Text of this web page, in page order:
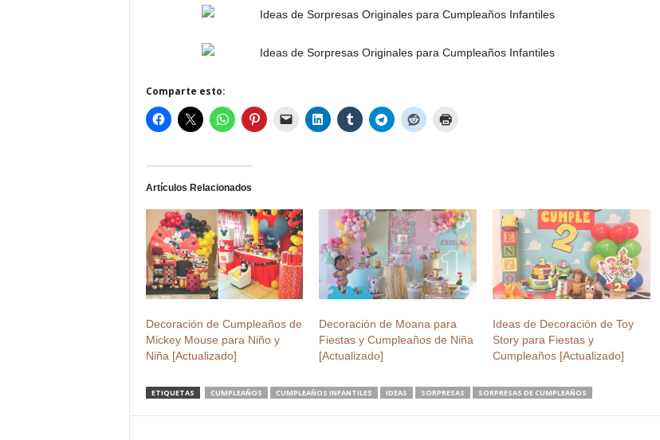
Comparte esto:
Artículos Relacionados
Decoración de Cumpleaños de
Mickey Mouse para Niño y
Niña [Actualizado]
Decoración de Moana para
Fiestas y Cumpleaños de Niña
[Actualizado]
Ideas de Decoración de Toy
Story para Fiestas y
Cumpleaños [Actualizado]
ETIQUETAS CUMPLEAÑOS CUMPLEAÑOS INFANTILES IDEAS SORPRESAS SORPRESAS DE CUMPLEAÑOS